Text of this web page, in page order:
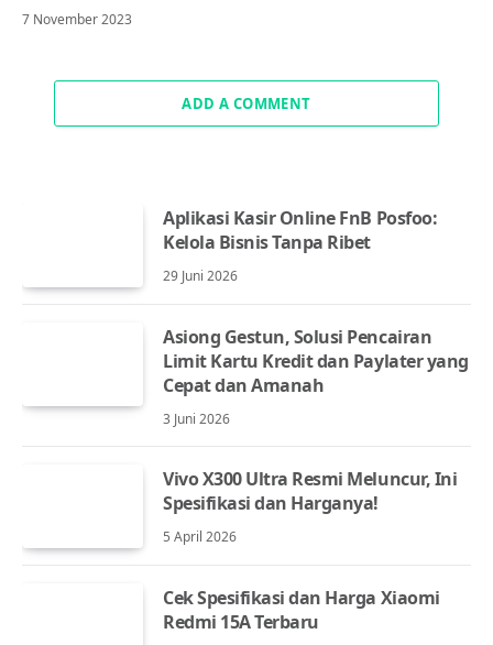
7 November 2023
ADD A COMMENT
Aplikasi Kasir Online FnB Posfoo:
Kelola Bisnis Tanpa Ribet
29 Juni 2026
Asiong Gestun, Solusi Pencairan
Limit Kartu Kredit dan Paylater yang
Cepat dan Amanah
3 Juni 2026
Vivo X300 Ultra Resmi Meluncur, Ini
Spesifikasi dan Harganya!
5 April 2026
Cek Spesifikasi dan Harga Xiaomi
Redmi 15A Terbaru